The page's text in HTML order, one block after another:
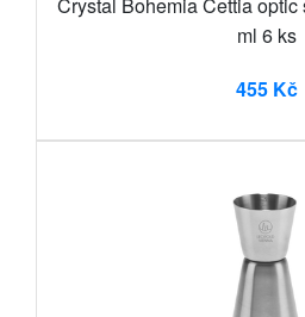
Crystal Bohemia Cettia
ml 6 ks
455 Kč